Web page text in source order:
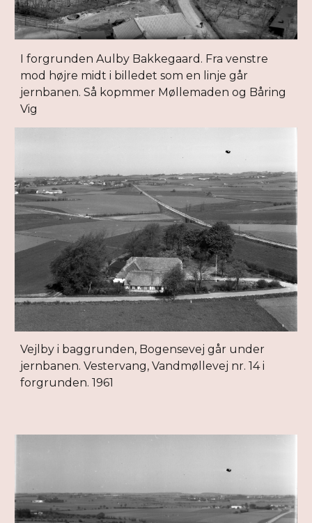
I forgrunden Aulby Bakkegaard. Fra venstre
mod højre midt i billedet som en linje går
jernbanen. Så kopmmer Møllemaden og Båring
Vig
Vejlby i baggrunden, Bogensevej går under
jernbanen. Vestervang, Vandmøllevej nr. 14 i
forgrunden. 1961